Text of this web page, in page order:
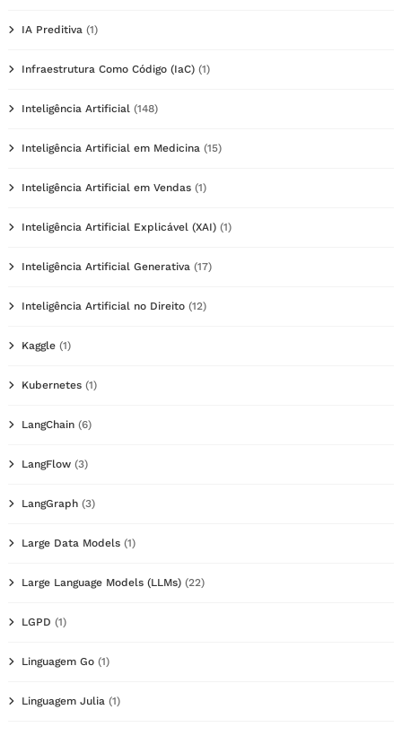
IA Preditiva (1)
Infraestrutura Como Código (IaC) (1)
Inteligência Artificial (148)
Inteligência Artificial em Medicina (15)
Inteligência Artificial em Vendas (1)
Inteligência Artificial Explicável (XAI) (1)
Inteligência Artificial Generativa (17)
Inteligência Artificial no Direito (12)
Kaggle (1)
Kubernetes (1)
LangChain (6)
LangFlow (3)
LangGraph (3)
Large Data Models (1)
Large Language Models (LLMs) (22)
LGPD (1)
Linguagem Go (1)
Linguagem Julia (1)